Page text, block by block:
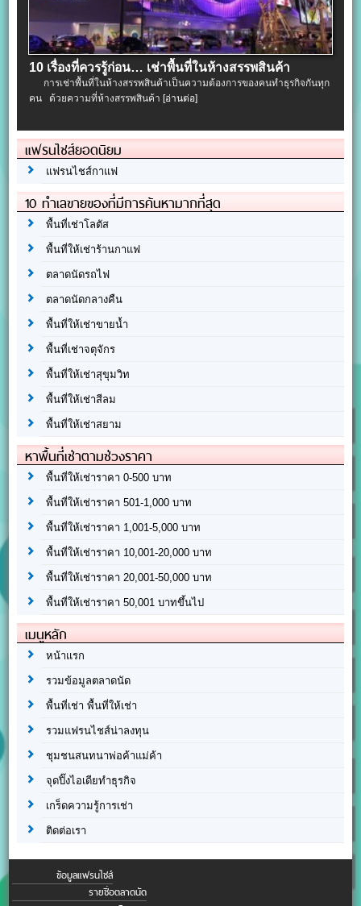
10 เรื่องที่ควรรู้ก่อน… เช่าพื้นที่ในห้างสรรพสินค้า
การเช่าพื้นที่ในห้างสรรพสินค้าเป็นความต้องการของคนทำธุรกิจกันทุก
คน ด้วยความที่ห้างสรรพสินค้า[อ่านต่อ]
แฟรนไชส์ยอดนิยม
แฟรนไชส์กาแฟ
10 ทำเลขายของที่มีการค้นหามากที่สุด
พื้นที่เช่าโลตัส
พื้นที่ให้เช่าร้านกาแฟ
ตลาดนัดรถไฟ
ตลาดนัดกลางคืน
พื้นที่ให้เช่าขายน้ำ
พื้นที่เช่าจตุจักร
พื้นที่ให้เช่าสุขุมวิท
พื้นที่ให้เช่าสีลม
พื้นที่ให้เช่าสยาม
หาพื้นที่เช่าตามช่วงราคา
พื้นที่ให้เช่าราคา 0-500 บาท
พื้นที่ให้เช่าราคา 501-1,000 บาท
พื้นที่ให้เช่าราคา 1,001-5,000 บาท
พื้นที่ให้เช่าราคา 10,001-20,000 บาท
พื้นที่ให้เช่าราคา 20,001-50,000 บาท
พื้นที่ให้เช่าราคา 50,001 บาทขึ้นไป
เมนูหลัก
หน้าแรก
รวมข้อมูลตลาดนัด
พื้นที่เช่า พื้นที่ให้เช่า
รวมแฟรนไชส์น่าลงทุน
ชุมชนสนทนาพ่อค้าแม่ค้า
จุดปิ๊งไอเดียทำธุรกิจ
เกร็ดความรู้การเช่า
ติดต่อเรา
ข้อมูลแฟรนไชส์
รายชื่อตลาดนัด